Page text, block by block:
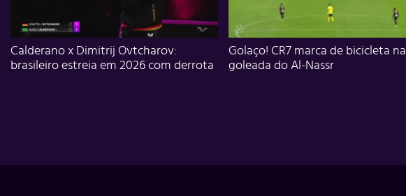
Calderano x Dimitrij Ovtcharov:
brasileiro estreia em 2026 com derrota
Golaço! CR7 marca de bicicleta na
goleada do Al-Nassr